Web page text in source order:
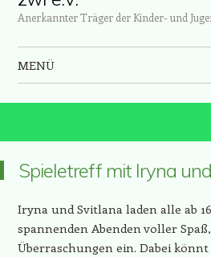
Anerkannter Träger der Kinder- und
MENÜ
Spieletreff mit Iryna
Iryna und Svitlana laden alle ab
spannenden Abenden voller
Überraschungen ein. Dabei